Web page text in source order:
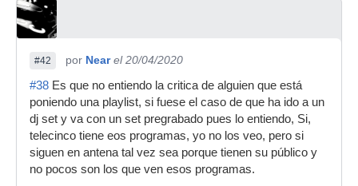
#42 por Near el 20/04/2020
#38 Es que no entiendo la critica de alguien que está
poniendo una playlist, si fuese el caso de que ha ido a un
dj set y va con un set pregrabado pues lo entiendo, Si,
telecinco tiene eos programas, yo no los veo, pero si
siguen en antena tal vez sea porque tienen su público y
no pocos son los que ven esos programas.